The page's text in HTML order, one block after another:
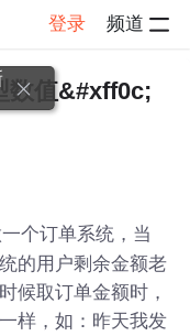
登录 频道
数值&#xff0c;
个订单系统，当
的用户剩余金额老
候取订单金额时，
样，如：昨天我发